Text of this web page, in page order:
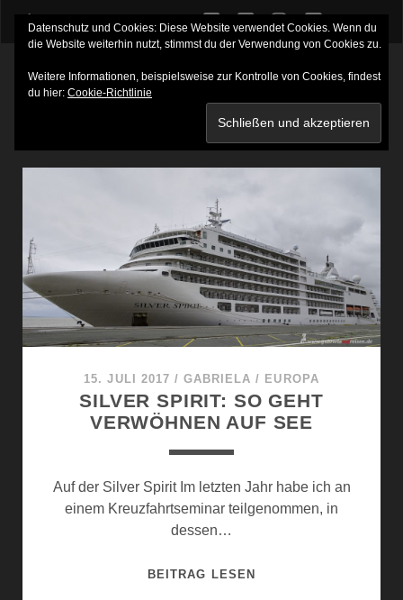
twitterfacebookinstagram
youtube
15. JULI 2017 / GABRIELA / EUROPA
SILVER SPIRIT: SO GEHT
VERWÖHNEN AUF SEE
Auf der Silver Spirit Im letzten Jahr habe ich an
einem Kreuzfahrtseminar teilgenommen, in
dessen…
BEITRAG LESENSILVER
Datenschutz und Cookies: Diese Website verwendet Cookies. Wenn du
die Website weiterhin nutzt, stimmst du der Verwendung von Cookies zu.
Weitere Informationen, beispielsweise zur Kontrolle von Cookies, findest
du hier: Cookie-Richtlinie